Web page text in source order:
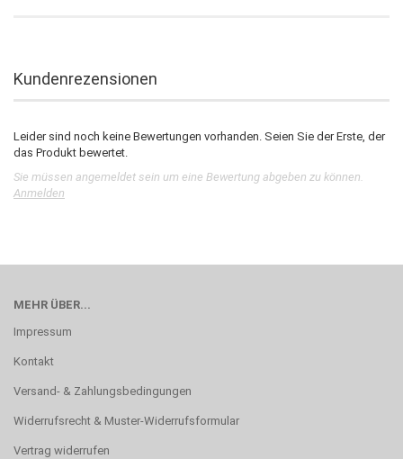
Kundenrezensionen
Leider sind noch keine Bewertungen vorhanden. Seien Sie der Erste, der
das Produkt bewertet.
Sie müssen angemeldet sein um eine Bewertung abgeben zu können.
Anmelden
MEHR ÜBER...
Impressum
Kontakt
Versand- & Zahlungsbedingungen
Widerrufsrecht & Muster-Widerrufsformular
Vertrag widerrufen